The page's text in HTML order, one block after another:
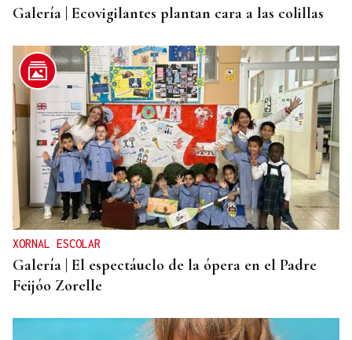
Galería | Ecovigilantes plantan cara a las colillas
XORNAL ESCOLAR
Galería | El espectáuclo de la ópera en el Padre
Feijóo Zorelle